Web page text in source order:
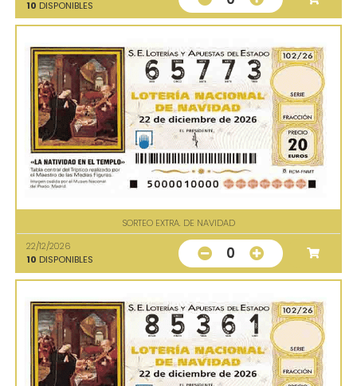
10 DISPONIBLES
SORTEO EXTRA. DE NAVIDAD
22/12/2026
10 DISPONIBLES 0